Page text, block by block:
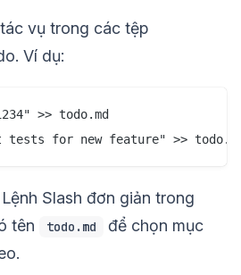
vụ trong các tệp
Ví dụ:
>> todo.md
Slash đơn giản trong
tên todo.md
để chọn mục